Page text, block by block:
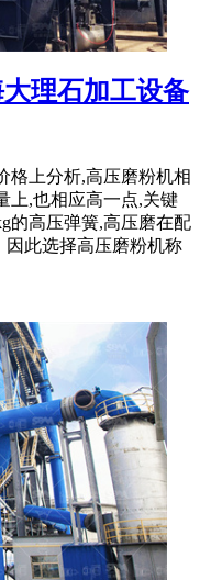
理石加工设备
格上分析,高压磨粉机相
上,也相应高一点,关键
的高压弹簧,高压磨在配
此选择高压磨粉机称